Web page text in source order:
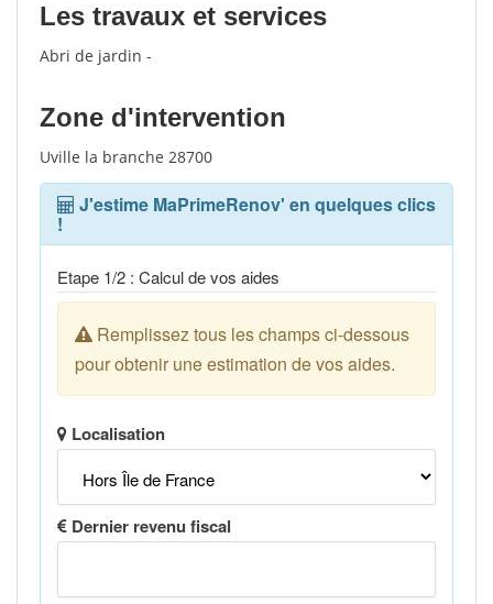
Les travaux et services
Abri de jardin -
Zone d'intervention
Uville la branche 28700